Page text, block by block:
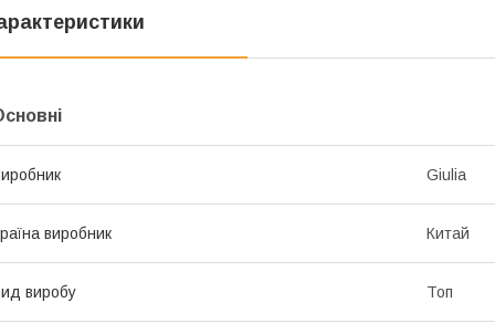
Giulia
виробник Китай
виробу Топ